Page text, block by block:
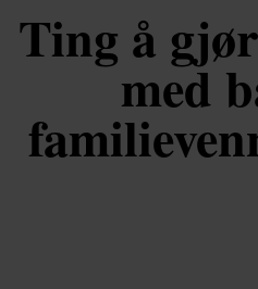
Ting å
med